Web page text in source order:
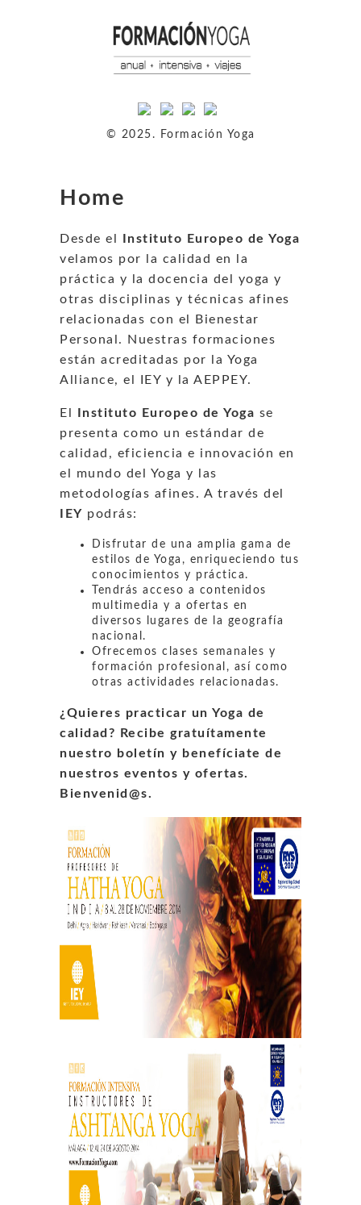
© 2025. Formación Yoga
Home
Desde el Instituto Europeo de Yoga
velamos por la calidad en la
práctica y la docencia del yoga y
otras disciplinas y técnicas afines
relacionadas con el Bienestar
Personal. Nuestras formaciones
están acreditadas por la Yoga
Alliance, el IEY y la AEPPEY.
El Instituto Europeo de Yoga se
presenta como un estándar de
calidad, eficiencia e innovación en
el mundo del Yoga y las
metodologías afines. A través del
IEY podrás:
Disfrutar de una amplia gama de
estilos de Yoga, enriqueciendo tus
conocimientos y práctica.
Tendrás acceso a contenidos
multimedia y a ofertas en
diversos lugares de la geografía
nacional.
Ofrecemos clases semanales y
formación profesional, así como
otras actividades relacionadas.
¿Quieres practicar un Yoga de
calidad? Recibe gratuítamente
nuestro boletín y benefíciate de
nuestros eventos y ofertas.
Bienvenid@s.